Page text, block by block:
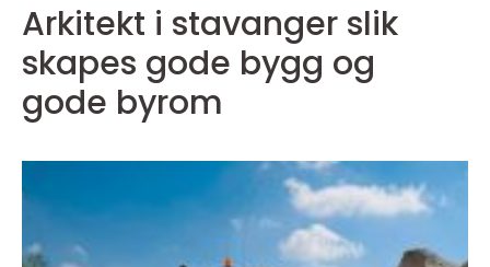
Arkitekt i stavanger slik
skapes gode bygg og
gode byrom